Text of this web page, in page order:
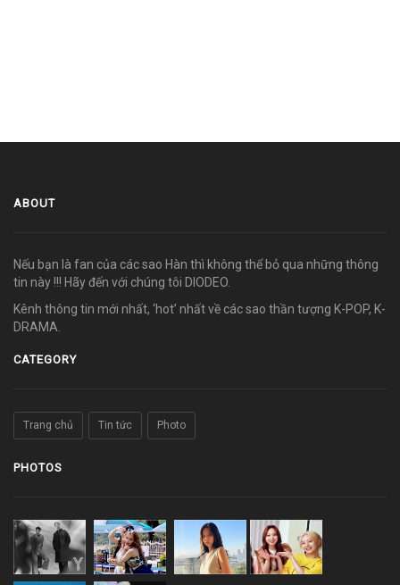
ABOUT
Nếu bạn là fan của các sao Hàn thì không thể bỏ qua những thông
tin này !!! Hãy đến với chúng tôi DIODEO.
Kênh thông tin mới nhất, ‘hot’ nhất về các sao thần tượng K-POP, K-
DRAMA.
CATEGORY
Trang chủ Tin tức Photo
PHOTOS